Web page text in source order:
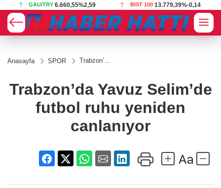
GAU/TRY 6.660,55%2,59 BIST 100 13.779,39%-0,14
Anasayfa SPOR
Trabzon’da
futbol ruhu
yeniden
Trabzon’da Yavuz Selim’de
futbol ruhu yeniden
canlanıyor